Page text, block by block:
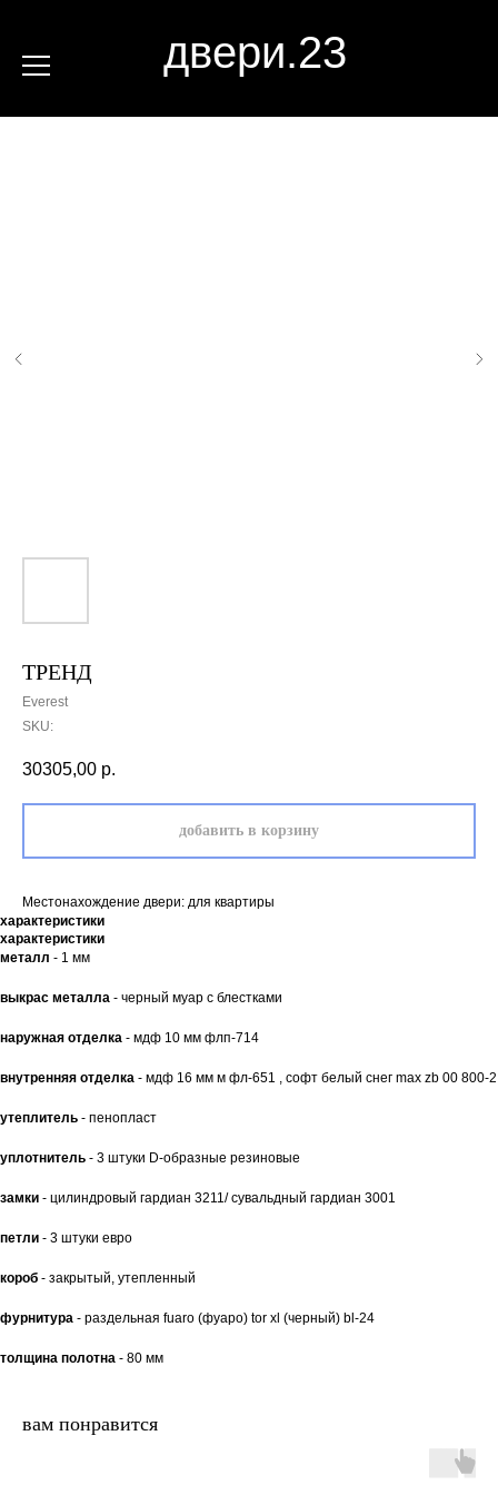
двери.23
ТРЕНД
Everest
SKU:
30305,00 р.
добавить в корзину
Местонахождение двери: для квартиры
характеристики
характеристики
металл - 1 мм
выкрас металла - черный муар с блестками
наружная отделка - мдф 10 мм флп-714
внутренняя отделка - мдф 16 мм м фл-651 , софт белый снег max zb 00 800-2
утеплитель - пенопласт
уплотнитель - 3 штуки D-образные резиновые
замки - цилиндровый гардиан 3211/ сувальдный гардиан 3001
петли - 3 штуки евро
короб - закрытый, утепленный
фурнитура - раздельная fuaro (фуаро) tor xl (черный) bl-24
толщина полотна - 80 мм
вам понравится